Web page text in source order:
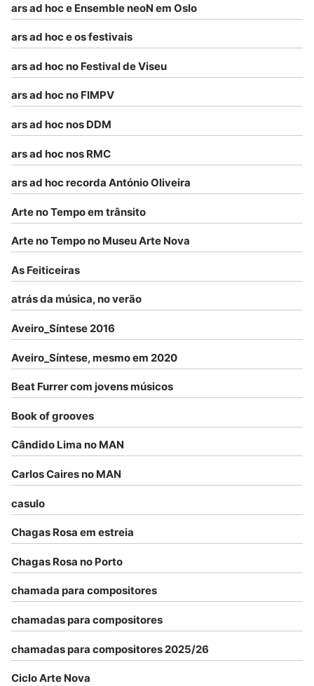
ars ad hoc e Ensemble neoN em Oslo
ars ad hoc e os festivais
ars ad hoc no Festival de Viseu
ars ad hoc no FIMPV
ars ad hoc nos DDM
ars ad hoc nos RMC
ars ad hoc recorda António Oliveira
Arte no Tempo em trânsito
Arte no Tempo no Museu Arte Nova
As Feiticeiras
atrás da música, no verão
Aveiro_Síntese 2016
Aveiro_Síntese, mesmo em 2020
Beat Furrer com jovens músicos
Book of grooves
Cândido Lima no MAN
Carlos Caires no MAN
casulo
Chagas Rosa em estreia
Chagas Rosa no Porto
chamada para compositores
chamadas para compositores
chamadas para compositores 2025/26
Ciclo Arte Nova